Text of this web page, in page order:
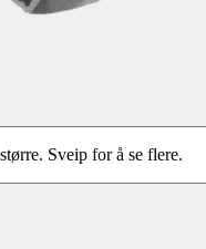
Sveip for å se flere.